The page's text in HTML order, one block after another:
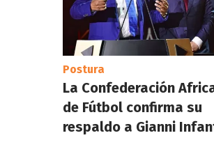
Postura
La Confederación
de Fútbol confirma su
respaldo a Gianni